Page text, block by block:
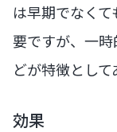
は早期でなく
要ですが、一
どが特徴として
効果